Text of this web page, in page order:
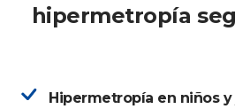
hipermetropía
Hipermetropía en niños